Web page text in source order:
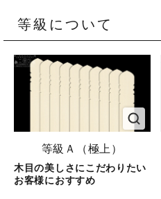
等級について
等級Ａ（極上）
木目の美しさにこだわりたい
お客様におすすめ